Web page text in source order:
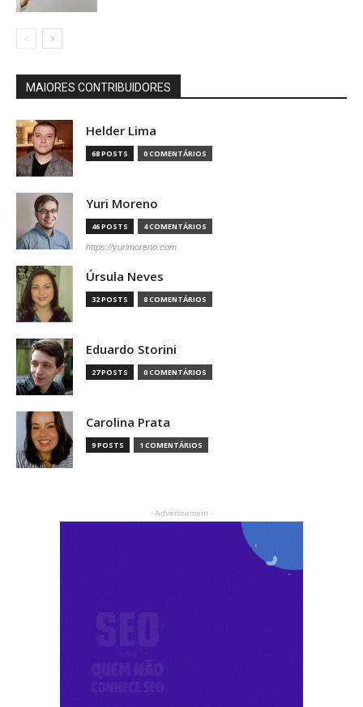
MAIORES CONTRIBUIDORES
Helder Lima
68 POSTS 0 COMENTÁRIOS
Yuri Moreno
46 POSTS 4 COMENTÁRIOS
https://yurimoreno.com
Úrsula Neves
32 POSTS 8 COMENTÁRIOS
Eduardo Storini
27 POSTS 0 COMENTÁRIOS
Carolina Prata
9 POSTS 1 COMENTÁRIOS
- Advertisement -